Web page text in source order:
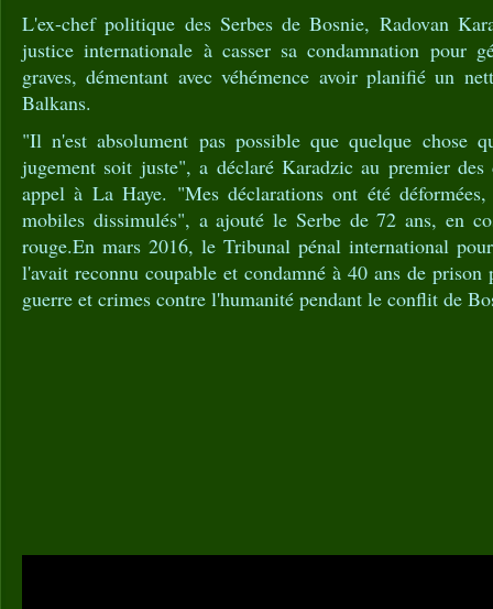
L'ex-chef politique des Serbes de Bosnie, Radovan
justice internationale à casser sa condamnation pour
graves, démentant avec véhémence avoir planifié un
Balkans.
"Il n'est absolument pas possible que quelque chose
jugement soit juste", a déclaré Karadzic au premier
appel à La Haye. "Mes déclarations ont été
mobiles dissimulés", a ajouté le Serbe de 72 ans, en
rouge.En mars 2016, le Tribunal pénal international
l'avait reconnu coupable et condamné à 40 ans de prison
guerre et crimes contre l'humanité pendant le conflit de